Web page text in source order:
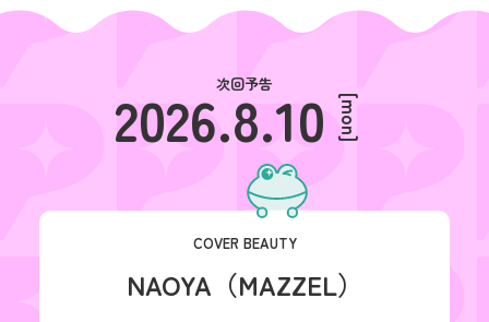
次回予告
2026.8.10 [mon]
COVER BEAUTY
NAOYA（MAZZEL）